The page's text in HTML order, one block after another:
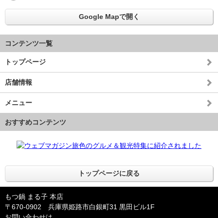
Google Mapで開く
コンテンツ一覧
トップページ
店舗情報
メニュー
おすすめコンテンツ
トップページに戻る
もつ鍋 まる子 本店
〒670-0902 兵庫県姫路市白銀町31 黒田ビル1F